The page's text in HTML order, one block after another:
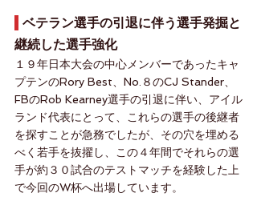
ベテラン選手の引退に伴う選手発掘と
継続した選手強化
１９年日本大会の中心メンバーであったキャ
プテンのRory Best、No.８のCJ Stander、
FBのRob Kearney選手の引退に伴い、アイル
ランド代表にとって、これらの選手の後継者
を探すことが急務でしたが、その穴を埋める
べく若手を抜擢し、この４年間でそれらの選
手が約３０試合のテストマッチを経験した上
で今回のW杯へ出場しています。